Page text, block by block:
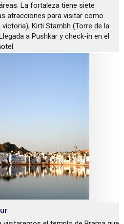
La fortaleza tiene siete
atracciones para visitar como
Kirti Stambh (Torre de la
a Pushkar y check-in en el